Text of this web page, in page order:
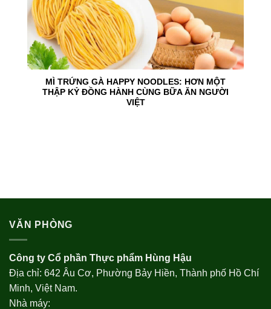
MÌ TRỨNG GÀ HAPPY NOODLES: HƠN MỘT
THẬP KỶ ĐỒNG HÀNH CÙNG BỮA ĂN NGƯỜI
VIỆT
VĂN PHÒNG
Công ty Cổ phần Thực phẩm Hùng Hậu
Địa chỉ: 642 Âu Cơ, Phường Bảy Hiền, Thành phố Hồ Chí
Minh, Việt Nam.
Nhà máy: